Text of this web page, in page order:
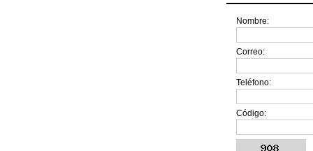
Nombre:
Correo:
Teléfono:
Código: